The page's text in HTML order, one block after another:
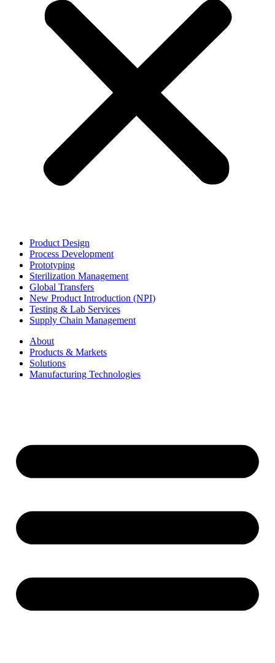
Product Design
Process Development
Prototyping
Sterilization Management
Global Transfers
New Product Introduction (NPI)
Testing & Lab Services
Supply Chain Management
About
Products & Markets
Solutions
Manufacturing Technologies